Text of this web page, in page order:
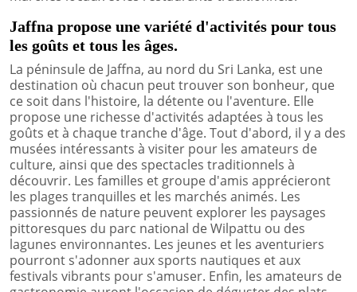
Jaffna propose une variété d'activités pour tous
les goûts et tous les âges.
La péninsule de Jaffna, au nord du Sri Lanka, est une
destination où chacun peut trouver son bonheur, que
ce soit dans l'histoire, la détente ou l'aventure. Elle
propose une richesse d'activités adaptées à tous les
goûts et à chaque tranche d'âge. Tout d'abord, il y a des
musées intéressants à visiter pour les amateurs de
culture, ainsi que des spectacles traditionnels à
découvrir. Les familles et groupe d'amis apprécieront
les plages tranquilles et les marchés animés. Les
passionnés de nature peuvent explorer les paysages
pittoresques du parc national de Wilpattu ou des
lagunes environnantes. Les jeunes et les aventuriers
pourront s'adonner aux sports nautiques et aux
festivals vibrants pour s'amuser. Enfin, les amateurs de